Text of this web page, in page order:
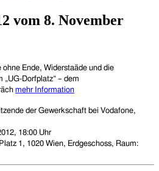
vom 8. November
ohne Ende, Widerstaäde und die
„UG-Dorfplatz“ – dem
mehr Information
der Gewerkschaft bei Vodafone,
18:00 Uhr
1, 1020 Wien, Erdgeschoss, Raum: